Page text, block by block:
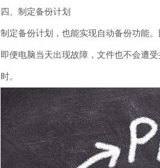
四、制定备份计划
制定备份计划，也能实现自动备份功能
即便电脑当天出现故障，文件也不会遭
时。